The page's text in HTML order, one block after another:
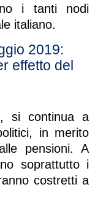
i tanti nodi
italiano.
2019:
effetto del
si continua a
in merito
pensioni. A
soprattutto i
costretti a